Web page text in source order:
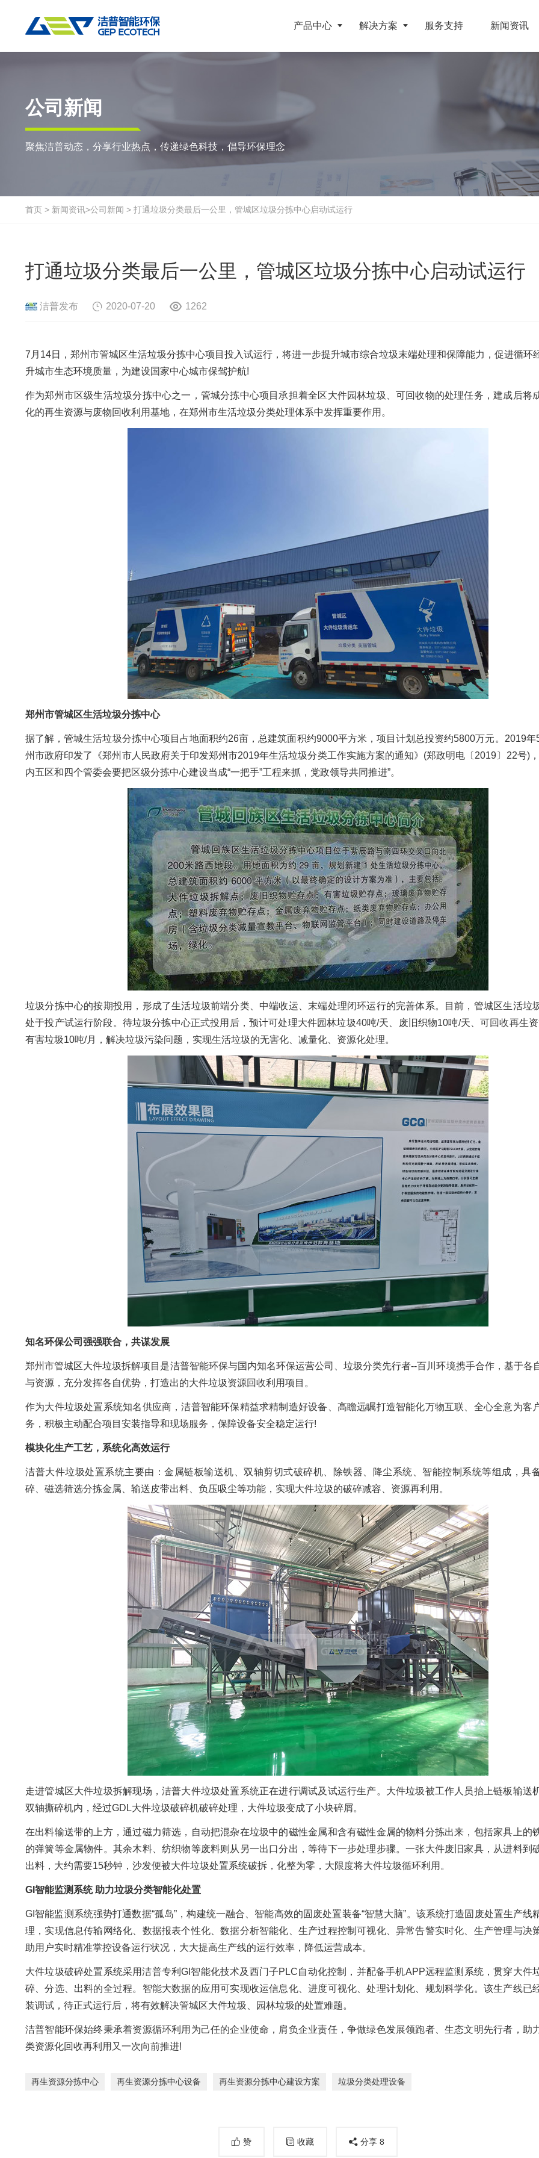
产品中心
撕碎设备
双轴撕碎机
单轴撕碎机
液压粗碎机
环锤式粉碎机
鼓式粉碎机
通用型粉碎机
破碎设备
立轴冲击式破碎机
挤压成型设备
生物质颗粒机
液压打包机
解决方案
重点应用
RDF/SRF燃料制备系统
大件垃圾资源化系统
生物质资源化系统
危险废物资源化系统
陈腐垃圾 废电池
风电叶片 废旧电缆
废桶 硬盘
废旧电路板 旧沙发床垫
江苏地区年产10万吨废纺替代燃料生产线
北京某再生资源分拣中心项目
江西大件垃圾资源化处置项目
浙江工业固废RDF燃料生产线
广东移动式建筑垃圾处理项目
服务支持 新闻资讯
公司新闻
聚焦洁普动态，分享行业热点，传递绿色科技，倡导环保理念
首页 > 新闻资讯>公司新闻 > 打通垃圾分类最后一公里，管城区垃圾分拣中心启动试运行
打通垃圾分类最后一公里，管城区垃圾分拣中心启动试运行
洁普发布 2020-07-20 1262
7月14日，郑州市管城区生活垃圾分拣中心项目投入试运行，将进一步提升城市综合垃圾末端处理和保障能力，促进循环
升城市生态环境质量，为建设国家中心城市保驾护航!
作为郑州市区级生活垃圾分拣中心之一，管城分拣中心项目承担着全区大件园林垃圾、可回收物的处理任务，建成后将
化的再生资源与废物回收利用基地，在郑州市生活垃圾分类处理体系中发挥重要作用。
郑州市管城区生活垃圾分拣中心
据了解，管城生活垃圾分拣中心项目占地面积约26亩，总建筑面积约9000平方米，项目计划总投资约5800万元。2019年
州市政府印发了《郑州市人民政府关于印发郑州市2019年生活垃圾分类工作实施方案的通知》(郑政明电〔2019〕22号)
内五区和四个管委会要把区级分拣中心建设当成“一把手”工程来抓，党政领导共同推进”。
垃圾分拣中心的按期投用，形成了生活垃圾前端分类、中端收运、末端处理闭环运行的完善体系。目前，管城区生活垃
处于投产试运行阶段。待垃圾分拣中心正式投用后，预计可处理大件园林垃圾40吨/天、废旧织物10吨/天、可回收再生
有害垃圾10吨/月，解决垃圾污染问题，实现生活垃圾的无害化、减量化、资源化处理。
知名环保公司强强联合，共谋发展
郑州市管城区大件垃圾拆解项目是洁普智能环保与国内知名环保运营公司、垃圾分类先行者--百川环境携手合作，基于各
与资源，充分发挥各自优势，打造出的大件垃圾资源回收利用项目。
作为大件垃圾处置系统知名供应商，洁普智能环保精益求精制造好设备、高瞻远瞩打造智能化万物互联、全心全意为客
务，积极主动配合项目安装指导和现场服务，保障设备安全稳定运行!
模块化生产工艺，系统化高效运行
洁普大件垃圾处置系统主要由：金属链板输送机、双轴剪切式破碎机、除铁器、降尘系统、智能控制系统等组成，具
碎、磁选筛选分拣金属、输送皮带出料、负压吸尘等功能，实现大件垃圾的破碎减容、资源再利用。
走进管城区大件垃圾拆解现场，洁普大件垃圾处置系统正在进行调试及试运行生产。大件垃圾被工作人员抬上链板输送
双轴撕碎机内，经过GDL大件垃圾破碎机破碎处理，大件垃圾变成了小块碎屑。
在出料输送带的上方，通过磁力筛选，自动把混杂在垃圾中的磁性金属和含有磁性金属的物料分拣出来，包括家具上的
的弹簧等金属物件。其余木料、纺织物等废料则从另一出口分出，等待下一步处理步骤。一张大件废旧家具，从进料到
出料，大约需要15秒钟，沙发便被大件垃圾处置系统破拆，化整为零，大限度将大件垃圾循环利用。
GI智能监测系统 助力垃圾分类智能化处置
GI智能监测系统强势打通数据“孤岛”，构建统一融合、智能高效的固废处置装备“智慧大脑”。该系统打造固废处置生产线
理，实现信息传输网络化、数据报表个性化、数据分析智能化、生产过程控制可视化、异常告警实时化、生产管理与决
助用户实时精准掌控设备运行状况，大大提高生产线的运行效率，降低运营成本。
大件垃圾破碎处置系统采用洁普专利GI智能化技术及西门子PLC自动化控制，并配备手机APP远程监测系统，贯穿大件
碎、分选、出料的全过程。智能大数据的应用可实现收运信息化、进度可视化、处理计划化、规划科学化。该生产线已
装调试，待正式运行后，将有效解决管城区大件垃圾、园林垃圾的处置难题。
洁普智能环保始终秉承着资源循环利用为己任的企业使命，肩负企业责任，争做绿色发展领跑者、生态文明先行者，助
类资源化回收再利用又一次向前推进!
再生资源分拣中心 再生资源分拣中心设备 再生资源分拣中心建设方案 垃圾分类处理设备
赞 收藏 分享 8